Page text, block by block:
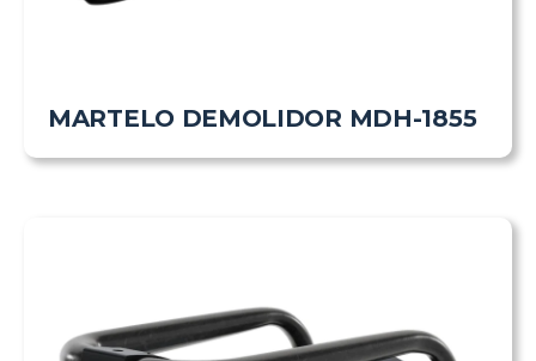
MARTELO DEMOLIDOR MDH-1855